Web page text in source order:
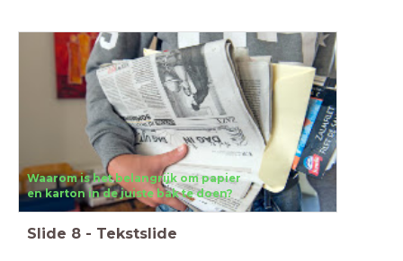
Waarom is het belangrijk om papier
en karton in de juiste bak te doen?
Slide 8 - Tekstslide